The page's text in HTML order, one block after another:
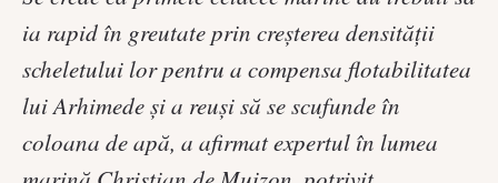
ia rapid în greutate prin creşterea densităţii
scheletului lor pentru a compensa flotabilitatea
lui Arhimede şi a reuşi să se scufunde în
coloana de apă, a afirmat expertul în lumea